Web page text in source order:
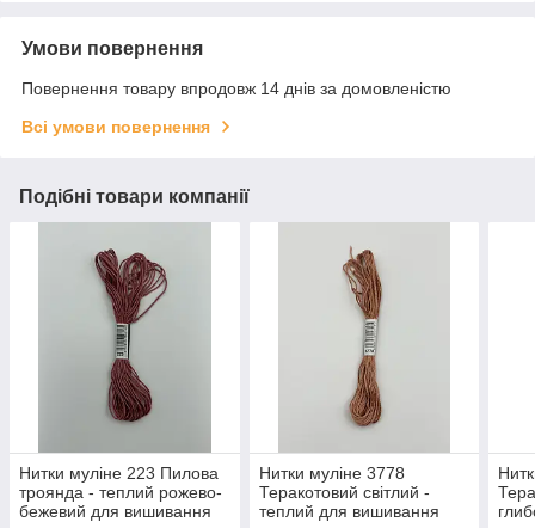
Умови повернення
Повернення товару впродовж 14 днів за домовленістю
Всі умови повернення
Подібні товари компанії
Нитки муліне 223 Пилова
троянда - теплий рожево-
бежевий для вишивання
Нитки муліне 3778
Теракотовий світлий -
теплий для вишивання